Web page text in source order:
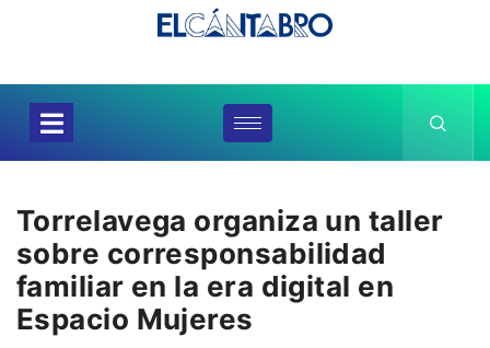
Torrelavega organiza un taller
sobre corresponsabilidad
familiar en la era digital en
Espacio Mujeres